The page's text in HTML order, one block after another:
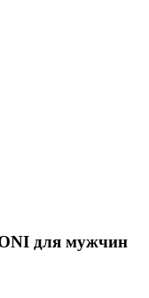
для мужчин